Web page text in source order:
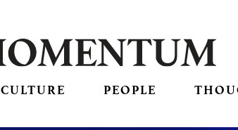
CULTURE PEOPLE